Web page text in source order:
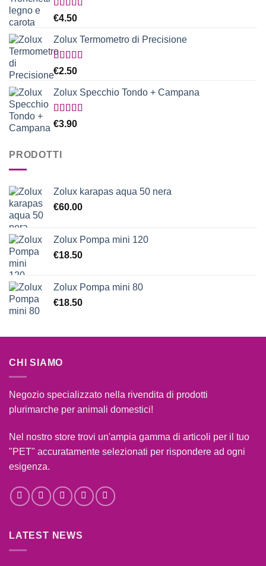
Valutato
€4.50
Zolux Termometro di Precisione
Valutato
5.00
€2.50
Zolux Specchio Tondo + Campana
Valutato
€3.90
PRODOTTI
Zolux karapas aqua 50 nera
€60.00
Zolux Pompa mini 120
€18.50
Zolux Pompa mini 80
€18.50
CHI SIAMO
Negozio specializzato nella rivendita di prodotti
plurimarche per animali domestici!
Nel nostro store trovi un'ampia gamma di articoli per il tuo
"PET" accuratamente selezionati per rispondere ad ogni
esigenza.
LATEST NEWS